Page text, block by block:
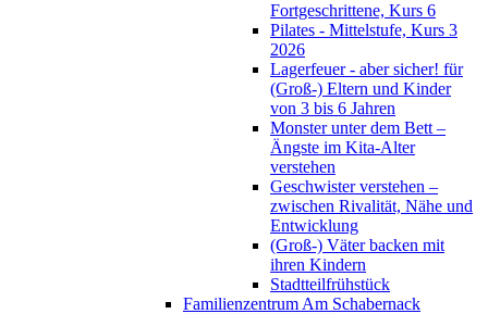
Fortgeschrittene, Kurs 6
Pilates - Mittelstufe, Kurs 3
2026
Lagerfeuer - aber sicher! für
(Groß-) Eltern und Kinder
von 3 bis 6 Jahren
Monster unter dem Bett –
Ängste im Kita-Alter
verstehen
Geschwister verstehen –
zwischen Rivalität, Nähe und
Entwicklung
(Groß-) Väter backen mit
ihren Kindern
Stadtteilfrühstück
Familienzentrum Am Schabernack